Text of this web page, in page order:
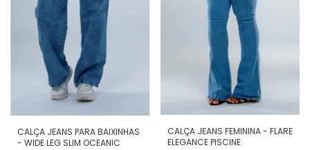
CALÇA JEANS PARA BAIXINHAS
- WIDE LEG SLIM OCEANIC
CALÇA JEANS FEMININA - FLARE
ELEGANCE PISCINE